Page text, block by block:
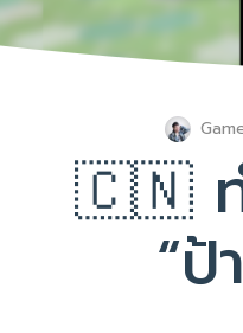
🇨🇳 ท
“